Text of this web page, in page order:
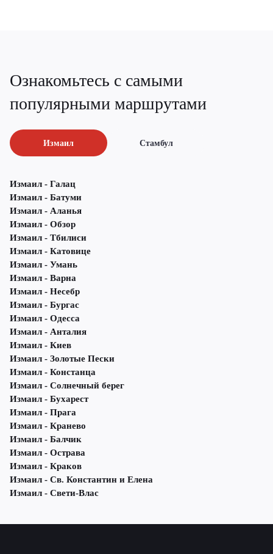
Ознакомьтесь с самыми
популярными маршрутами
Измаил Стамбул
Измаил - Галац
Измаил - Батуми
Измаил - Аланья
Измаил - Обзор
Измаил - Тбилиси
Измаил - Катовице
Измаил - Умань
Измаил - Варна
Измаил - Несебр
Измаил - Бургас
Измаил - Одесса
Измаил - Анталия
Измаил - Киев
Измаил - Золотые Пески
Измаил - Констанца
Измаил - Солнечный берег
Измаил - Бухарест
Измаил - Прага
Измаил - Кранево
Измаил - Балчик
Измаил - Острава
Измаил - Краков
Измаил - Св. Константин и Елена
Измаил - Свети-Влас